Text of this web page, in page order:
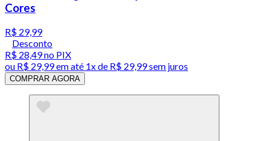
Cores
R$ 29,99
Desconto
R$ 28,49no PIX
ou R$ 29,99em até 1x de R$ 29,99sem juros
COMPRAR AGORA